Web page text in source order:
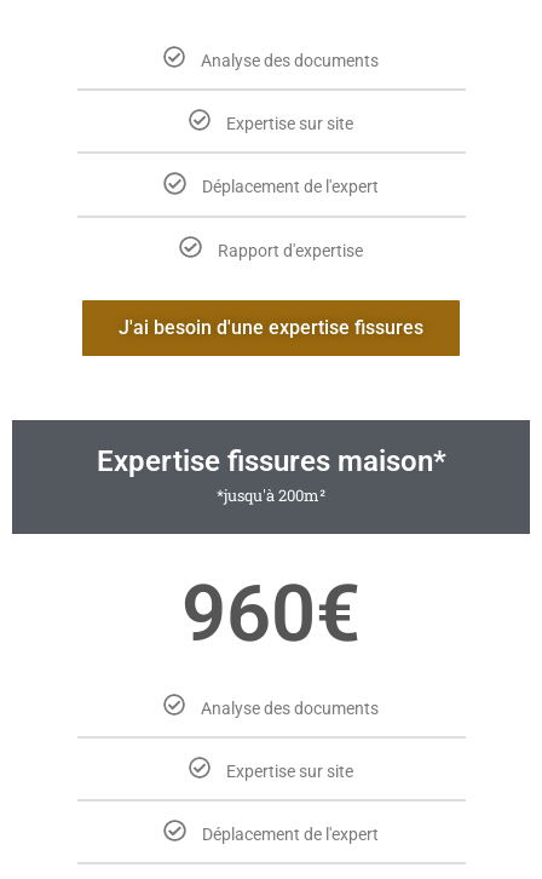
Analyse des documents
Expertise sur site
Déplacement de l'expert
Rapport d'expertise
J'ai besoin d'une expertise fissures
Expertise fissures maison*
*jusqu'à 200m²
960€
Analyse des documents
Expertise sur site
Déplacement de l'expert